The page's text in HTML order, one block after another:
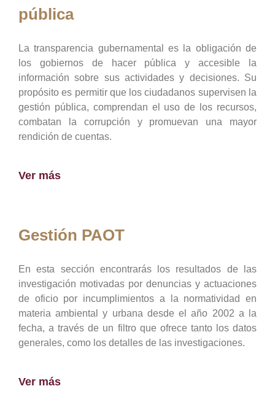
pública
La transparencia gubernamental es la obligación de
los gobiernos de hacer pública y accesible la
información sobre sus actividades y decisiones. Su
propósito es permitir que los ciudadanos supervisen la
gestión pública, comprendan el uso de los recursos,
combatan la corrupción y promuevan una mayor
rendición de cuentas.
Ver más
Gestión PAOT
En esta sección encontrarás los resultados de las
investigación motivadas por denuncias y actuaciones
de oficio por incumplimientos a la normatividad en
materia ambiental y urbana desde el año 2002 a la
fecha, a través de un filtro que ofrece tanto los datos
generales, como los detalles de las investigaciones.
Ver más